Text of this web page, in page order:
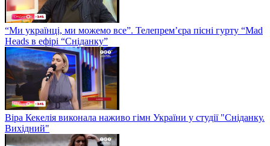
“Ми українці, ми можемо все”. Телепрем’єра пісні гурту “Mad
Heads в ефірі “Сніданку”
Віра Кекелія виконала наживо гімн України у студії "Сніданку.
Вихідний"